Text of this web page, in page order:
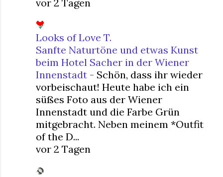
vor 2 Tagen
Looks of Love T.
Sanfte Naturtöne und etwas Kunst
beim Hotel Sacher in der Wiener
Innenstadt - Schön, dass ihr wieder
vorbeischaut! Heute habe ich ein
süßes Foto aus der Wiener
Innenstadt und die Farbe Grün
mitgebracht. Neben meinem *Outfit
of the D...
vor 2 Tagen